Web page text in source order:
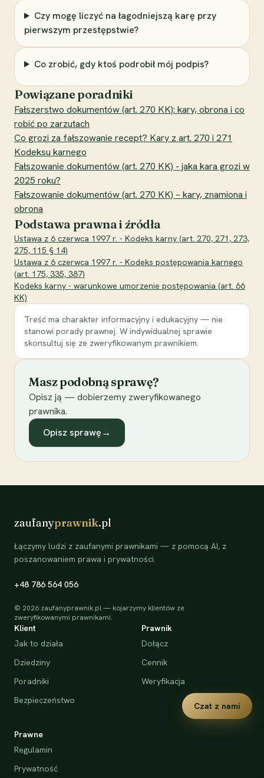
Czy mogę liczyć na łagodniejszą karę przy
pierwszym przestępstwie?
Co zrobić, gdy ktoś podrobił mój podpis?
Powiązane poradniki
Fałszerstwo dokumentów (art. 270 KK): kary, obrona i co
robić po zarzutach
Co grozi za fałszowanie recept? Kary z art. 270 i 271
Kodeksu karnego
Fałszowanie dokumentów (art. 270 KK) - jaka kara grozi w
2025 roku?
Fałszowanie dokumentów (art. 270 KK) – kary, znamiona i
obrona
Podstawa prawna i źródła
Ustawa z 6 czerwca 1997 r. - Kodeks karny (art. 270, 271, 273,
275, 115 § 14)
Ustawa z 6 czerwca 1997 r. - Kodeks postępowania karnego
(art. 175, 335, 387)
Kodeks karny - warunkowe umorzenie postępowania (art. 66
KK)
Treść ma charakter informacyjny i edukacyjny — nie
stanowi porady prawnej. W indywidualnej sprawie
skonsultuj się ze zweryfikowanym prawnikiem.
Masz podobną sprawę?
Opisz ją — dobierzemy zweryfikowanego
prawnika.
Opisz sprawę→
zaufanyprawnik.pl
Łączymy ludzi z zaufanymi prawnikami — z pomocą AI, z
poszanowaniem prawa i prywatności.
+48 786 564 056
© 2026 zaufanyprawnik.pl — kojarzymy klientów ze
zweryfikowanymi prawnikami.
Klient
Jak to działa
Dziedziny
Poradniki
Bezpieczeństwo
Prawnik
Dołącz
Cennik
Weryfikacja
Prawne
Regulamin
Prywatność
Czat z nami